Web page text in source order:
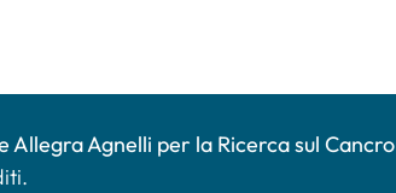
Allegra Agnelli per la Ricerca sul Cancro